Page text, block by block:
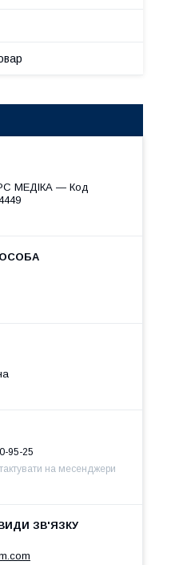
МЕДІКА — Код
95-25
на месенджери